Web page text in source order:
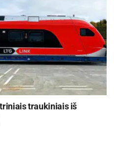
traukiniais iš